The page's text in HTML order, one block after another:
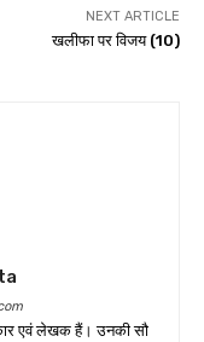
NEXT ARTICLE
खलीफा पर विजय (10)
एवं लेखक हैं। उनकी सौ